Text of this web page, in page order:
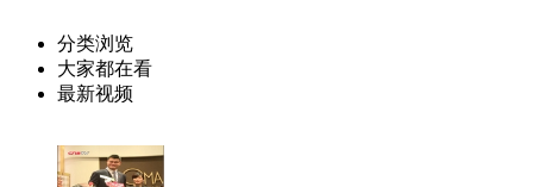
分类浏览
大家都在看
最新视频